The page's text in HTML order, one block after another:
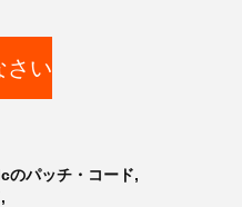
さい
のパッチ・コード,
,